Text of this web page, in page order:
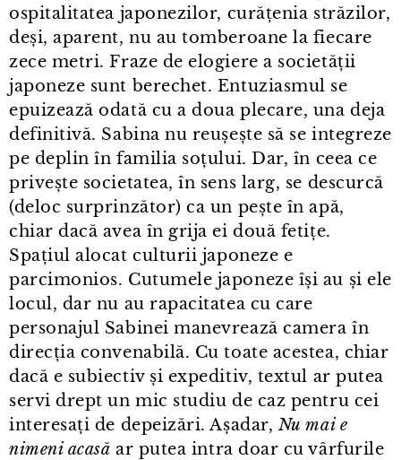
ospitalitatea japonezilor, curățenia străzilor,
deși, aparent, nu au tomberoane la fiecare
zece metri. Fraze de elogiere a societății
japoneze sunt berechet. Entuziasmul se
epuizează odată cu a doua plecare, una deja
definitivă. Sabina nu reușește să se integreze
pe deplin în familia soțului. Dar, în ceea ce
privește societatea, în sens larg, se descurcă
(deloc surprinzător) ca un pește în apă,
chiar dacă avea în grija ei două fetițe.
Spațiul alocat culturii japoneze e
parcimonios. Cutumele japoneze își au și ele
locul, dar nu au rapacitatea cu care
personajul Sabinei manevrează camera în
direcția convenabilă. Cu toate acestea, chiar
dacă e subiectiv și expeditiv, textul ar putea
servi drept un mic studiu de caz pentru cei
interesați de depeizări. Așadar, Nu mai e
nimeni acasă ar putea intra doar cu vârfurile